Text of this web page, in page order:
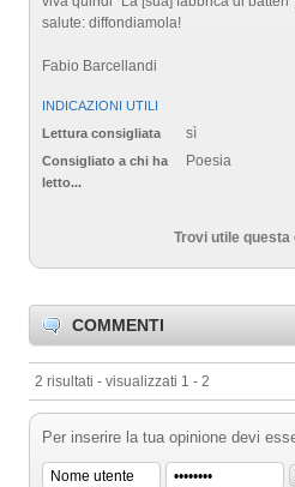
salute: diffondiamola!
Fabio Barcellandi
INDICAZIONI UTILI
Lettura consigliata
sì
Consigliato a chi ha
letto...
Poesia
Trovi utile questa
COMMENTI
2 risultati - visualizzati 1 - 2
Per inserire la tua opinione devi